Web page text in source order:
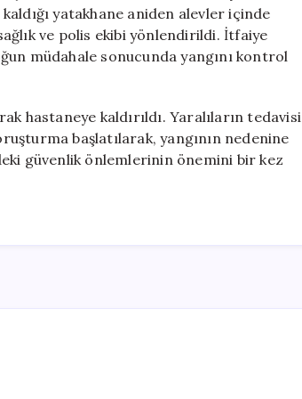
Ölü,
6
Yaralı
için
yatakhane aniden alevler içinde
ve polis ekibi yönlendirildi. İtfaiye
müdahale sonucunda yangını kontrol
hastaneye kaldırıldı. Yaralıların tedavisi
başlatılarak, yangının nedenine
güvenlik önlemlerinin önemini bir kez